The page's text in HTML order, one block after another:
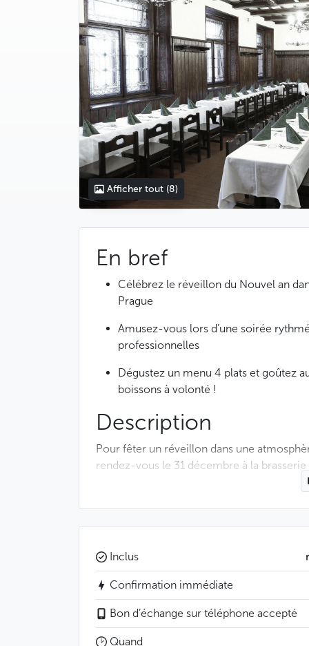
Afficher tout (8)
En bref
Célébrez le réveillon du Nouvel an
Prague
Amusez-vous lors d’une soirée
professionnelles
Dégustez un menu 4 plats et goûtez
boissons à volonté !
Description
Pour fêter un réveillon dans une
rendez-vous le 31 décembre à la brasserie
Bon à savoir
La soirée commence à 19h00
Les boissons à volonté comprennent
alcoolisées
Pour des réservations de groupes,
Inclus
Confirmation immédiate
Bon d’échange sur téléphone accepté
Quand